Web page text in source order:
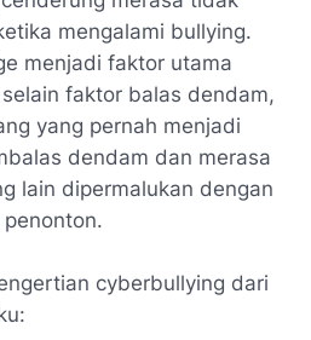
mengalami bullying.
menjadi faktor utama
faktor balas dendam,
yang pernah menjadi
dendam dan merasa
lain dipermalukan dengan
cyberbullying dari